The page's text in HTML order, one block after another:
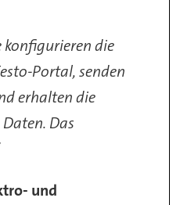
konfigurieren die
Portal, senden
erhalten die
Das
und